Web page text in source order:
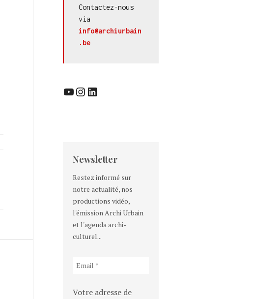
Contactez-nous
info@archiurbain
.be
YouTube InstagramLinkedIn
Newsletter
Restez informé sur
notre actualité, nos
productions vidéo,
l'émission Archi Urbain
et l'agenda archi-
culturel...
Votre adresse de